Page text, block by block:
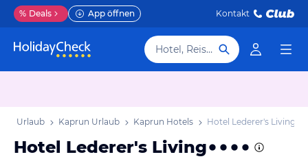
% Deals App öffnen Kontakt
Hotel, Reiseziel
Urlaub Kaprun Urlaub Kaprun Hotels Hotel Lederer's Living
Hotel Lederer's Living